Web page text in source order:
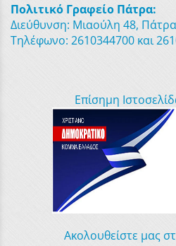
Πολιτικό Γραφείο Πάτρα:
Διεύθυνση: Μιαούλη 48, Πάτρα
Τηλέφωνο: 2610344700 και
Επίσημη
Ακολουθείστε μας